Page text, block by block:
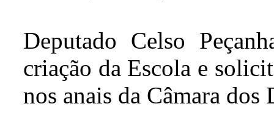
Deputado Celso
criação da Escola e
nos anais da Câmara dos